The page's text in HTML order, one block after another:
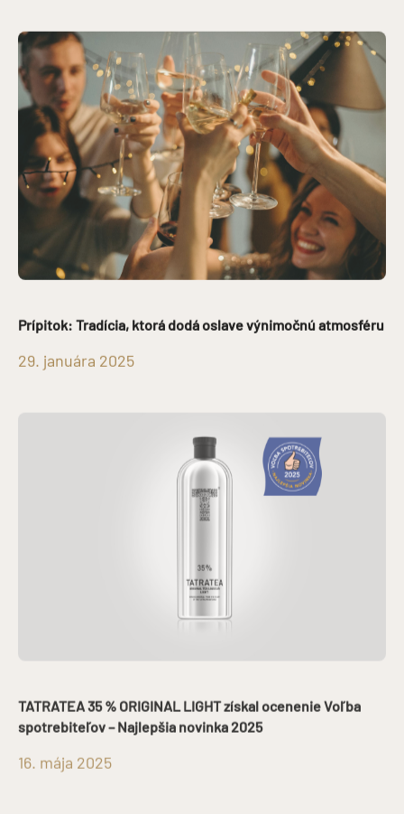
Prípitok: Tradícia, ktorá dodá oslave výnimočnú atmosféru
29. januára 2025
TATRATEA 35 % ORIGINAL LIGHT získal ocenenie Voľba
spotrebiteľov – Najlepšia novinka 2025
16. mája 2025